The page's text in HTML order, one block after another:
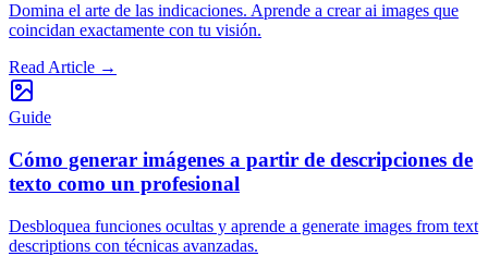
Domina el arte de las indicaciones. Aprende a crear ai images que
coincidan exactamente con tu visión.
Read Article →
Guide
Cómo generar imágenes a partir de descripciones de
texto como un profesional
Desbloquea funciones ocultas y aprende a generate images from text
descriptions con técnicas avanzadas.